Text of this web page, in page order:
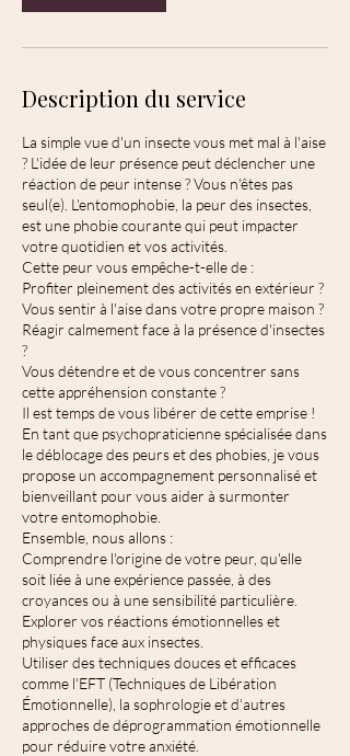
Description du service
La simple vue d'un insecte vous met mal à l'aise
? L'idée de leur présence peut déclencher une
réaction de peur intense ? Vous n'êtes pas
seul(e). L'entomophobie, la peur des insectes,
est une phobie courante qui peut impacter
votre quotidien et vos activités.
Cette peur vous empêche-t-elle de :
Profiter pleinement des activités en extérieur ?
Vous sentir à l'aise dans votre propre maison ?
Réagir calmement face à la présence d'insectes
?
Vous détendre et de vous concentrer sans
cette appréhension constante ?
Il est temps de vous libérer de cette emprise !
En tant que psychopraticienne spécialisée dans
le déblocage des peurs et des phobies, je vous
propose un accompagnement personnalisé et
bienveillant pour vous aider à surmonter
votre entomophobie.
Ensemble, nous allons :
Comprendre l'origine de votre peur, qu'elle
soit liée à une expérience passée, à des
croyances ou à une sensibilité particulière.
Explorer vos réactions émotionnelles et
physiques face aux insectes.
Utiliser des techniques douces et efficaces
comme l'EFT (Techniques de Libération
Émotionnelle), la sophrologie et d'autres
approches de déprogrammation émotionnelle
pour réduire votre anxiété.